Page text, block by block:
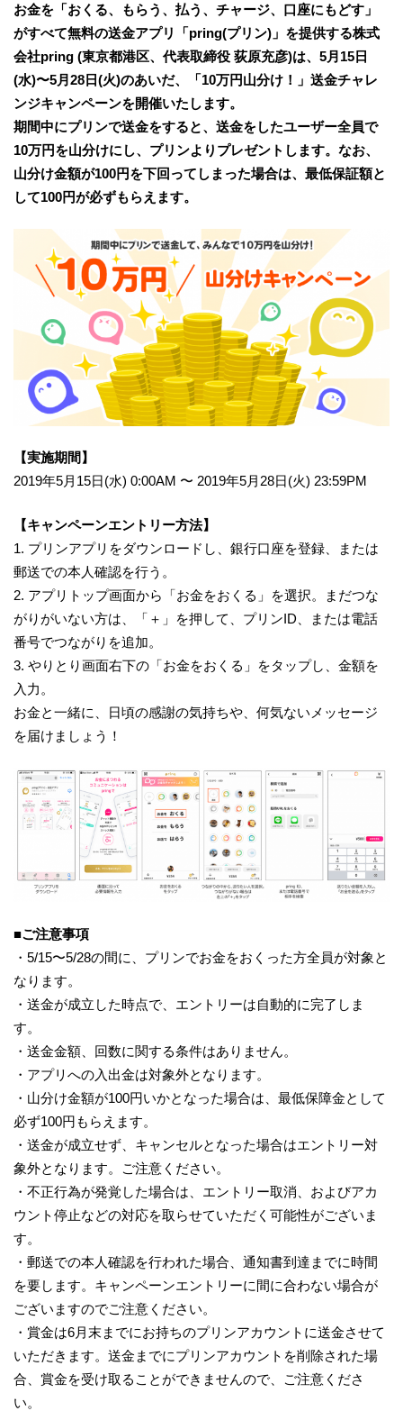
​お金を「おくる、もらう、払う、チャージ、口座にもどす」
がすべて無料の送金アプリ「pring(プリン)」を提供する株式
会社pring (東京都港区、代表取締役 荻原充彦)は、5月15日
(水)〜5月28日(火)のあいだ、「10万円山分け！」送金チャレ
ンジキャンペーンを開催いたします。
期間中にプリンで送金をすると、送金をしたユーザー全員で
10万円を山分けにし、プリンよりプレゼントします。なお、
山分け金額が100円を下回ってしまった場合は、最低保証額と
して100円が必ずもらえます。
【実施期間】
2019年5月15日(水) 0:00AM 〜 2019年5月28日(火) 23:59PM
【キャンペーンエントリー方法】
1. プリンアプリをダウンロードし、銀行口座を登録、または
郵送での本人確認を行う。
2. アプリトップ画面から「お金をおくる」を選択。まだつな
がりがいない方は、「＋」を押して、プリンID、または電話
番号でつながりを追加。
3. やりとり画面右下の「お金をおくる」をタップし、金額を
入力。
お金と一緒に、日頃の感謝の気持ちや、何気ないメッセージ
を届けましょう！
■ご注意事項
・5/15〜5/28の間に、プリンでお金をおくった方全員が対象と
なります。
・送金が成立した時点で、エントリーは自動的に完了しま
す。
・送金金額、回数に関する条件はありません。
・アプリへの入出金は対象外となります。
・山分け金額が100円いかとなった場合は、最低保障金として
必ず100円もらえます。
・送金が成立せず、キャンセルとなった場合はエントリー対
象外となります。ご注意ください。
・不正行為が発覚した場合は、エントリー取消、およびアカ
ウント停止などの対応を取らせていただく可能性がございま
す。
・郵送での本人確認を行われた場合、通知書到達までに時間
を要します。キャンペーンエントリーに間に合わない場合が
ございますのでご注意ください。
・賞金は6月末までにお持ちのプリンアカウントに送金させて
いただきます。送金までにプリンアカウントを削除された場
合、賞金を受け取ることができませんので、ご注意くださ
い。